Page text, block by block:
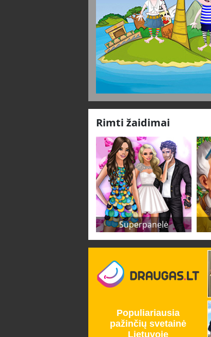
Rimti žaidimai
Superpanelė